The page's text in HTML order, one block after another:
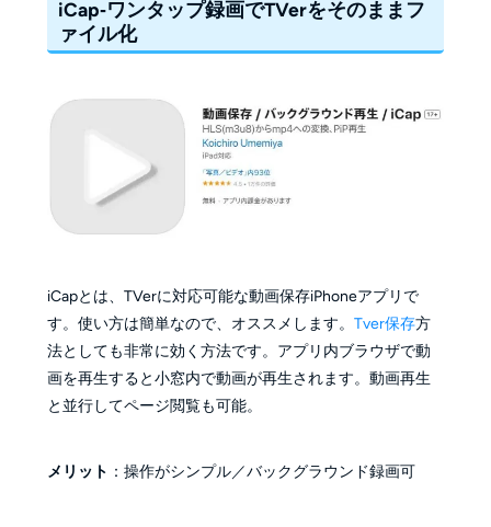
iCap‐ワンタップ録画でTVerをそのままフ
ァイル化
iCapとは、TVerに対応可能な動画保存iPhoneアプリで
す。使い方は簡単なので、オススメします。 Tver保存方
法としても非常に効く方法です。アプリ内ブラウザで動
画を再生すると小窓内で動画が再生されます。動画再生
と並行してページ閲覧も可能。
メリット ：操作がシンプル／バックグラウンド録画可